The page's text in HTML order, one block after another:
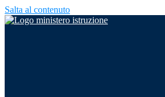
Salta al contenuto